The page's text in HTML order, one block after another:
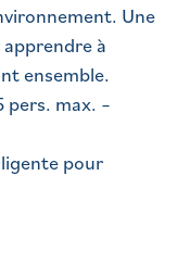
Une
à
ensemble.
pers. max. –
pour